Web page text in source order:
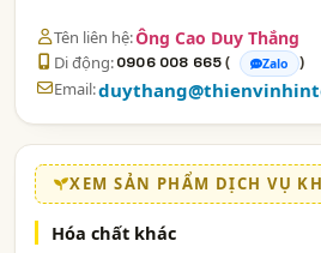
Tên liên hệ:Ông Cao Duy Thắng
Di động:0906 008 665( Zalo )
Email:
XEM SẢN PHẨM DỊCH VỤ
Hóa chất khác